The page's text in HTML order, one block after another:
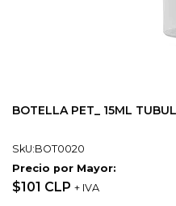
BOTELLA PET_ 15ML
SkU:BOT0020
Precio por Mayor:
$101 CLP + IVA